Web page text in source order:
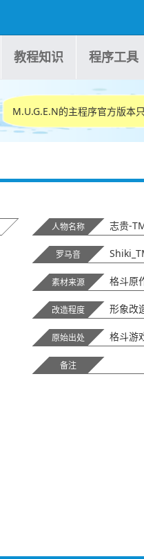
教程知识 程序工具
M.U.G.E.N的主程序官方版本
人物名称 志贵-
罗马音
素材来源 格斗原
改造程度 形象改
原始出处 格斗游
备注